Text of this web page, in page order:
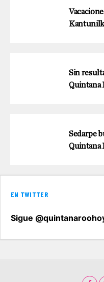
Sin
Quintana
Sedarpe
Quintana
EN TWITTER
Sigue